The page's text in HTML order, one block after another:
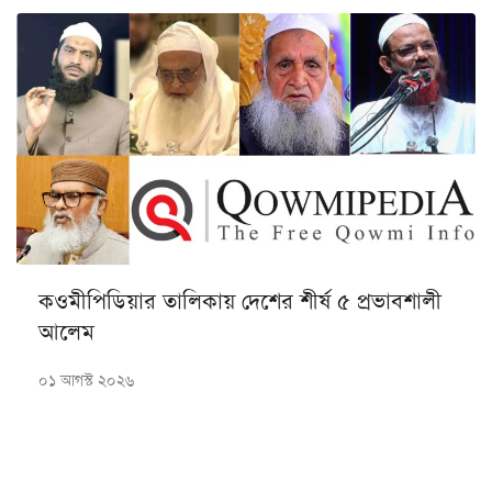
কওমীপিডিয়ার তালিকায় দেশের শীর্ষ ৫ প্রভাবশালী
আলেম
০১ আগস্ট ২০২৬